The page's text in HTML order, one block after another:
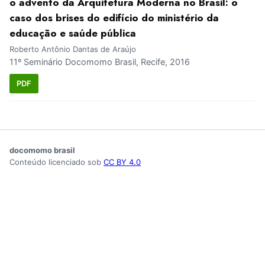
caso dos brises do edifício do ministério da
educação e saúde pública
Roberto Antônio Dantas de Araújo
11º Seminário Docomomo Brasil, Recife, 2016
PDF
docomomo brasil
Conteúdo licenciado sob CC BY 4.0